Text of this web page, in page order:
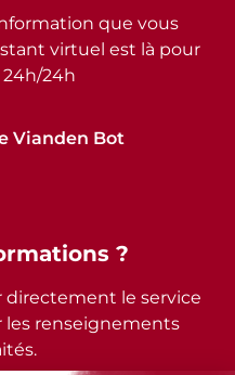
que vous
virtuel est là pour
24h
Vianden Bot
?
directement le service
renseignements